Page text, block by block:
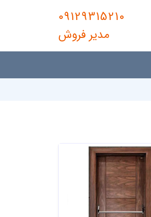
09129315210
مدیر فروش